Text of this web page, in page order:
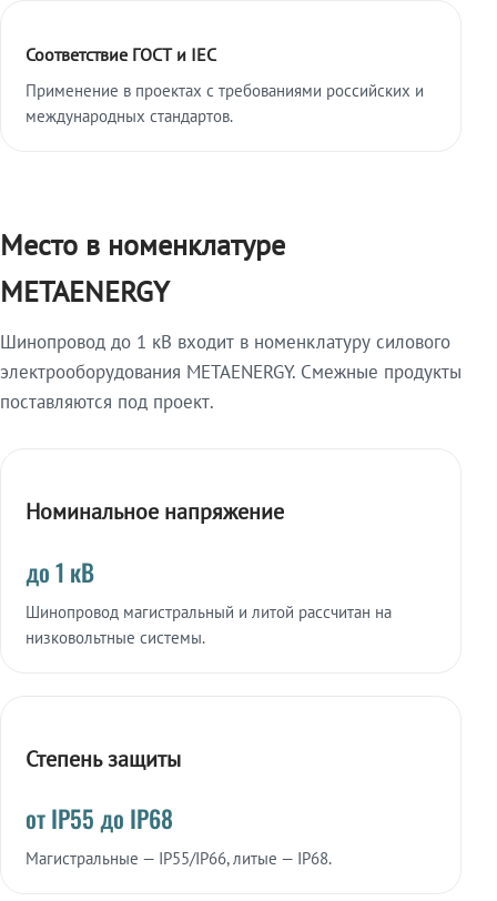
Соответствие ГОСТ и IEC
Применение в проектах с требованиями российских и
международных стандартов.
Место в номенклатуре
METAENERGY
Шинопровод до 1 кВ входит в номенклатуру силового
электрооборудования METAENERGY. Смежные продукты
поставляются под проект.
Номинальное напряжение
до 1 кВ
Шинопровод магистральный и литой рассчитан на
низковольтные системы.
Степень защиты
от IP55 до IP68
Магистральные — IP55/IP66, литые — IP68.